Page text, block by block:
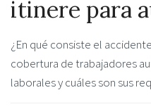
itinere para
¿En qué consiste el
cobertura de trabajadores
laborales y cuáles son sus